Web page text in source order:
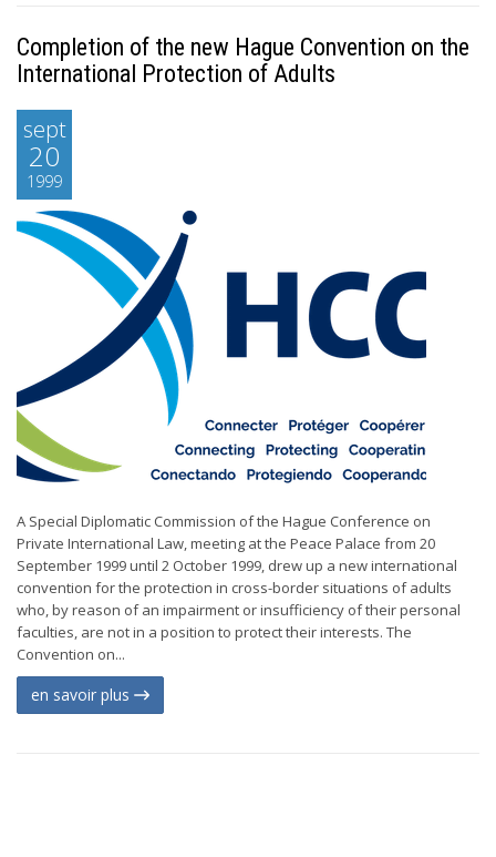
Completion of the new Hague Convention on the
International Protection of Adults
sept
20
1999
A Special Diplomatic Commission of the Hague Conference on
Private International Law, meeting at the Peace Palace from 20
September 1999 until 2 October 1999, drew up a new international
convention for the protection in cross-border situations of adults
who, by reason of an impairment or insufficiency of their personal
faculties, are not in a position to protect their interests. The
Convention on...
en savoir plus